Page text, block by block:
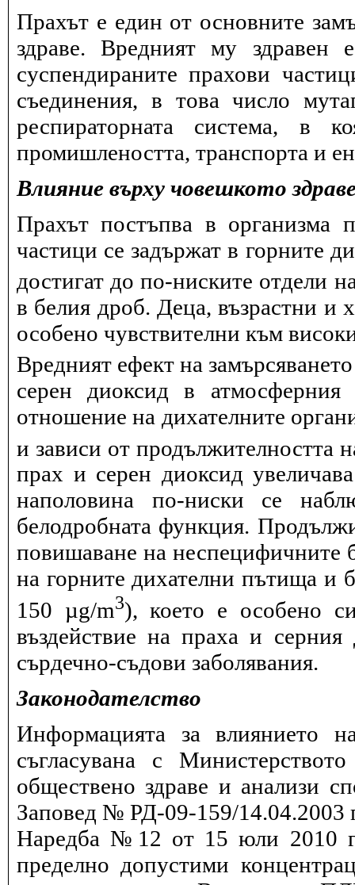
Прахът е един от основните
здраве. Вредният му здравен
суспендираните прахови
съединения, в това число
респираторната система, в
промишлеността, транспорта и
Влияние върху човешкото
Прахът постъпва в организма
частици се задържат в горните
достигат до по-ниските отдели
в белия дроб. Деца, възрастни и
особено чувствителни към
Вредният ефект на
серен диоксид в атмосферния
отношение на дихателните
и зависи от продължителността
прах и серен диоксид
наполовина по-ниски се
белодробната функция.
повишаване на неспецифичните
на горните дихателни пътища и
150 µg/m3), което е особено
въздействие на праха и
сърдечно-съдови заболявания.
Законодателство
Информацията за влиянието
съгласувана с
обществено здраве и анализи
Заповед № РД-09-159/14.04.2003
Наредба №12 от 15 юли 2010
пределно допустими